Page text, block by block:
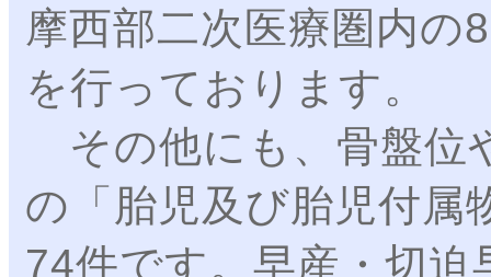
摩西部二次医療圏内の
を行っております。
その他にも、骨盤位
の「胎児及び胎児付属
74件です。早産・切